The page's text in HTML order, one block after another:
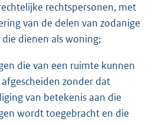
rechtspersonen, met
van de delen van zodanige
dienen als woning;
die van een ruimte kunnen
zonder dat
van betekenis aan die
wordt toegebracht en die